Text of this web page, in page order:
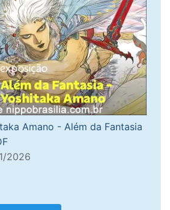
Amano - Além da Fantasia
2026